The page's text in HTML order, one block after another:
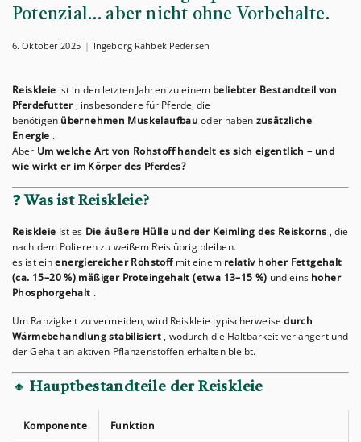
Potenzial… aber nicht ohne Vorbehalte.
6. Oktober 2025 Ingeborg Rahbek Pedersen
Reiskleie ist in den letzten Jahren zu einem beliebter Bestandteil von
Pferdefutter, insbesondere für Pferde, die
benötigen übernehmen Muskelaufbau oder haben zusätzliche
Energie .
Aber Um welche Art von Rohstoff handelt es sich eigentlich – und
wie wirkt er im Körper des Pferdes?
❓ Was ist Reiskleie?
Reiskleie Ist es Die äußere Hülle und der Keimling des Reiskorns , die
nach dem Polieren zu weißem Reis übrig bleiben.
es ist einenergiereicher Rohstoff mit einem relativ hoher Fettgehalt
(ca. 15–20 %) mäßiger Proteingehalt (etwa 13–15 %) und eins hoher
Phosphorgehalt .
Um Ranzigkeit zu vermeiden, wird Reiskleie typischerweise durch
Wärmebehandlung stabilisiert , wodurch die Haltbarkeit verlängert und
der Gehalt an aktiven Pflanzenstoffen erhalten bleibt.
🔸 Hauptbestandteile der Reiskleie
Komponente Funktion